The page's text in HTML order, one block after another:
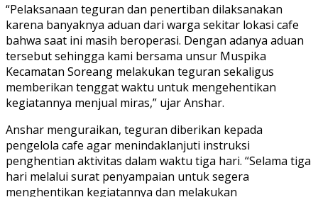
“Pelaksanaan teguran dan penertiban dilaksanakan
karena banyaknya aduan dari warga sekitar lokasi cafe
bahwa saat ini masih beroperasi. Dengan adanya aduan
tersebut sehingga kami bersama unsur Muspika
Kecamatan Soreang melakukan teguran sekaligus
memberikan tenggat waktu untuk mengehentikan
kegiatannya menjual miras,” ujar Anshar.
Anshar menguraikan, teguran diberikan kepada
pengelola cafe agar menindaklanjuti instruksi
penghentian aktivitas dalam waktu tiga hari. “Selama tiga
hari melalui surat penyampaian untuk segera
menghentikan kegiatannya dan melakukan